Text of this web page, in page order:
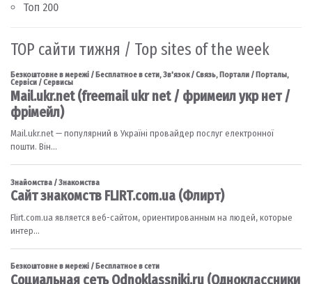
Топ 200
TOP сайти тижня / Top sites of the week